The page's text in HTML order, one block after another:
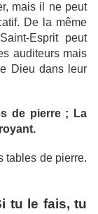
mais il ne peut
De la même
Esprit peut
auditeurs mais
Dieu dans leur
de pierre ; La
tables de pierre.
tu le fais, tu